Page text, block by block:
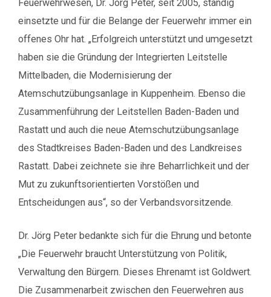
Feuerwehrwesen, Dr. Jörg Peter, seit 2005, ständig
einsetzte und für die Belange der Feuerwehr immer ein
offenes Ohr hat. „Erfolgreich unterstützt und umgesetzt
haben sie die Gründung der Integrierten Leitstelle
Mittelbaden, die Modernisierung der
Atemschutzübungsanlage in Kuppenheim. Ebenso die
Zusammenführung der Leitstellen Baden-Baden und
Rastatt und auch die neue Atemschutzübungsanlage
des Stadtkreises Baden-Baden und des Landkreises
Rastatt. Dabei zeichnete sie ihre Beharrlichkeit und der
Mut zu zukunftsorientierten Vorstößen und
Entscheidungen aus“, so der Verbandsvorsitzende.
Dr. Jörg Peter bedankte sich für die Ehrung und betonte
„Die Feuerwehr braucht Unterstützung von Politik,
Verwaltung den Bürgern. Dieses Ehrenamt ist Goldwert.
Die Zusammenarbeit zwischen den Feuerwehren aus